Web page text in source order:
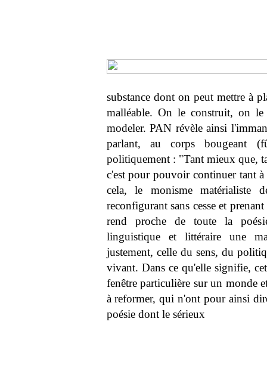
substance dont on peut mettre à
malléable. On le construit, on le
modeler. PAN révèle ainsi
parlant, au corps bougeant
politiquement : "Tant mieux que,
c'est pour pouvoir continuer tant
cela, le monisme
reconfigurant sans cesse et
rend proche de toute la
linguistique et littéraire une
justement, celle du sens, du
vivant. Dans ce qu'elle signifie,
fenêtre particulière sur un monde
à reformer, qui n'ont pour ainsi
poésie dont le sérieux